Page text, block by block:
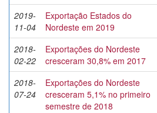
2019-
11-04
Exportação Estados do
Nordeste em 2019
2018-
02-22
Exportações do Nordeste
cresceram 30,8% em 2017
2018-
07-24
Exportações do Nordeste
cresceram 5,1% no primeiro
semestre de 2018